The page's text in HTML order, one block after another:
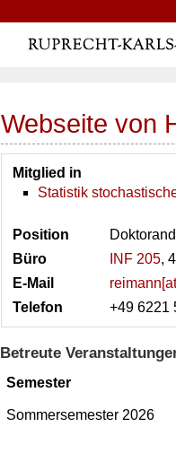
Webseite von
Mitglied in
Statistik
Position
Doktorand
Büro
INF 205,
E-Mail
Telefon
+49 6221
Betreute
Semester
Sommersemester 2026